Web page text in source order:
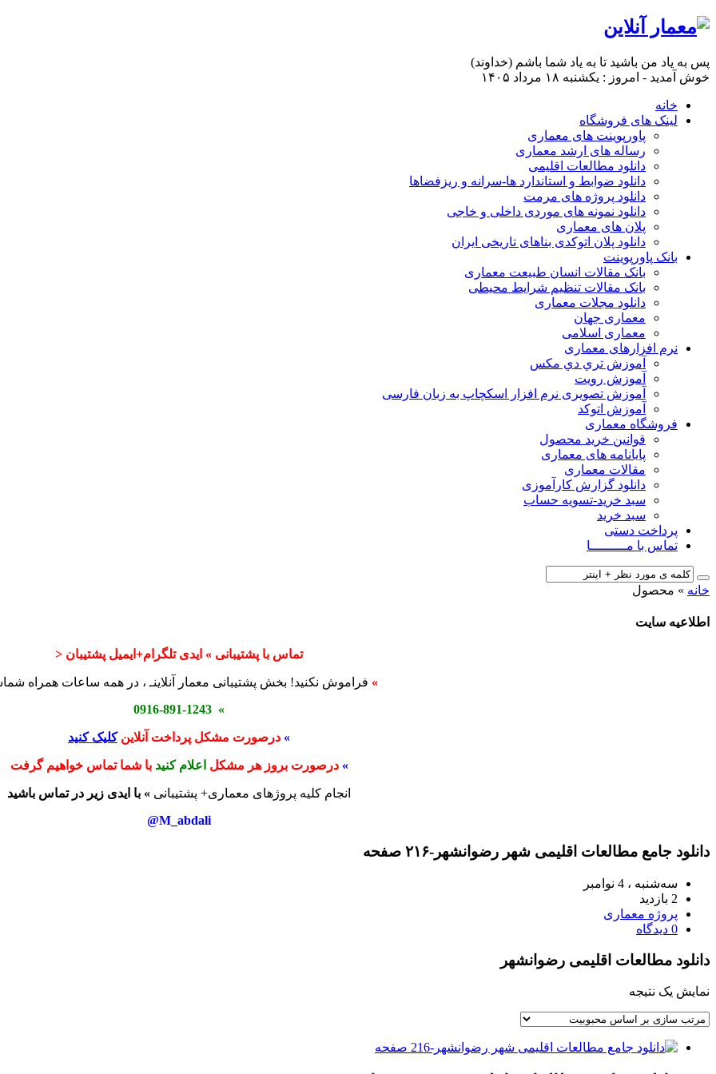
پس به یاد من باشید تا به یاد شما باشم (خداوند)
خوش آمدید - امروز : یکشنبه ۱۸ مرداد ۱۴۰۵
خانه
لینک های فروشگاه
پاورپوینت های معماری
رساله های ارشد معماری
دانلود مطالعات اقلیمی
دانلود ضوابط و استاندارد ها-سرانه و ریزفضاها
دانلود پروژه های مرمت
دانلود نمونه های موردی داخلی و خاجی
پلان های معماری
دانلود پلان اتوکدی بناهای تاریخی ایران
بانک پاورپوینت
بانک مقالات انسان طبیعت معماری
بانک مقالات تنظیم شرایط محیطی
دانلود مجلات معماری
معماری جهان
معماری اسلامی
نرم افزارهای معماری
آﻣﻮزش ﺗﺮي دي ﻣﮑﺲ
آموزش رویت
آموزش تصویری نرم افزار اسکچاپ به زبان فارسی
آموزش اتوکد
فروشگاه معماری
قوانین خرید محصول
پایانامه های معماری
مقالات معماری
دانلود گزارش کارآموزی
سبد خرید-تسویه حساب
سبد خرید
پرداخت دستی
تماس با مـــــــــا
خانه » محصول
اطلاعیه سایت
تماس با پشتیبانی » ایدی تلگرام+ایمیل پشتیبان <
» فراموش نکنید! بخش پشتیبانی معمار آنلاینـ ، در همه ساعات همراه
» 0916-891-1243
» درصورت مشکل پرداخت آنلاینکلیک کنید
» درصورت بروز هر مشکل اعلام کنید با شما تماس خواهیم گرفت
انجام کلیه پروژهای معماری+ پشتیبانی » با ایدی زیر در تماس باشید
M_abdali@
دانلود جامع مطالعات اقلیمی شهر رضوانشهر-۲۱۶ صفحه
سه‌شنبه ، 4 نوامبر
2 بازدید
پروژه معماری
0 دیدگاه
دانلود مطالعات اقلیمی رضوانشهر
نمایش یک نتیجه